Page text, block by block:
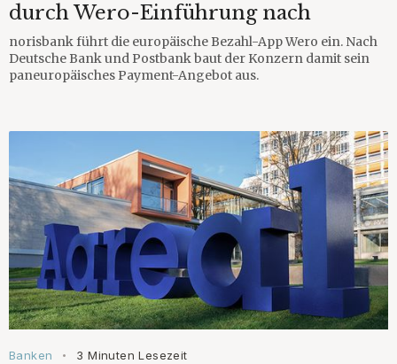
durch Wero-Einführung nach
norisbank führt die europäische Bezahl-App Wero ein. Nach
Deutsche Bank und Postbank baut der Konzern damit sein
paneuropäisches Payment-Angebot aus.
Banken • 3 Minuten Lesezeit